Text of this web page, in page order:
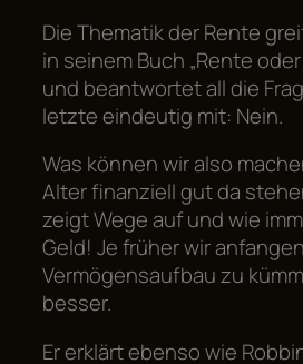
Die Thematik der Rente
in seinem Buch „Rente
und beantwortet all die
letzte eindeutig mit: Nein.
Was können wir also
Alter finanziell gut da
zeigt Wege auf und wie
Geld! Je früher wir
Vermögensaufbau zu
besser.
Er erklärt ebenso wie